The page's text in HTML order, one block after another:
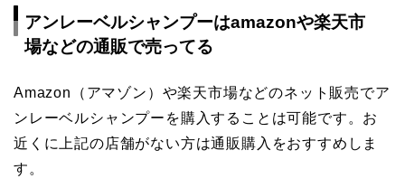
アンレーベルシャンプーはamazonや楽天市
場などの通販で売ってる
Amazon（アマゾン）や楽天市場などのネット販売でア
ンレーベルシャンプーを購入することは可能です。お
近くに上記の店舗がない方は通販購入をおすすめしま
す。